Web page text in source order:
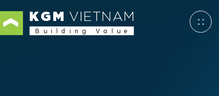
KGM VIETNAM
Building Value